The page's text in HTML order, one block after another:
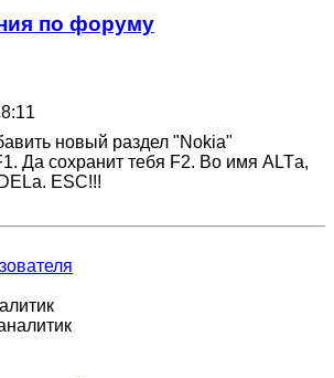
по форуму
новый раздел "Nokia"
Да сохранит тебя F2. Во имя ALTа,
ESC!!!